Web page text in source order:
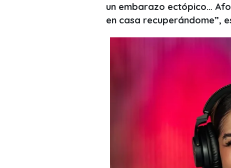
un embarazo ectópico…
en casa recuperándome”,